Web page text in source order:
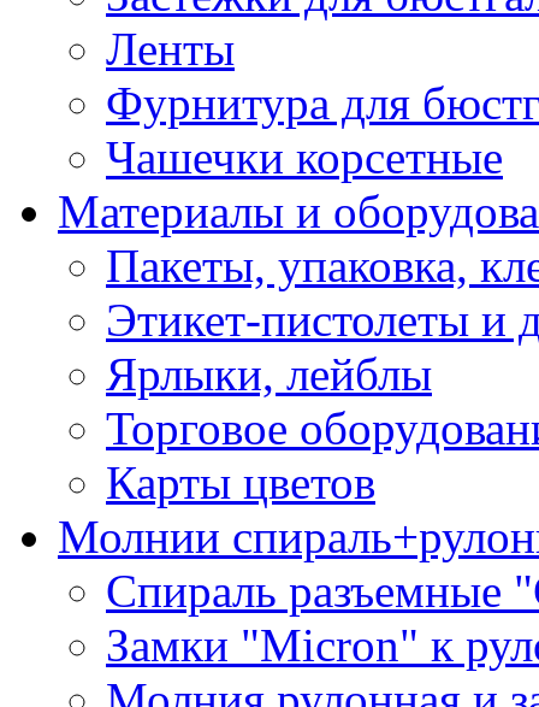
Ленты
Фурнитура для
Чашечки корсетные
Материалы и
Пакеты, упаковка,
Этикет-пистолеты и
Ярлыки, лейблы
Торговое
Карты цветов
Молнии
Спираль разъемные
Замки "Micron" к